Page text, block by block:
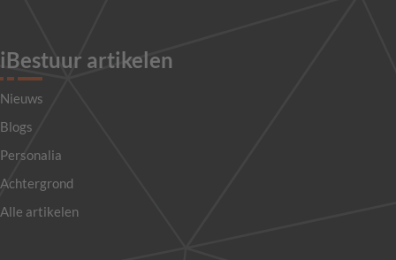
iBestuur artikelen
Nieuws
Blogs
Personalia
Achtergrond
Alle artikelen